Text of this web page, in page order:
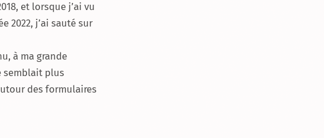
et lorsque j’ai vu
2022, j’ai sauté sur
à ma grande
semblait plus
des formulaires